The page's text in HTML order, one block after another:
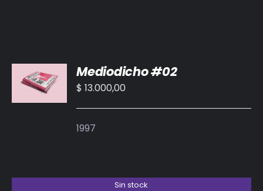
AL
CARRITO
/
Mediodicho #02
$ 13.000,00
1997
Sin stock